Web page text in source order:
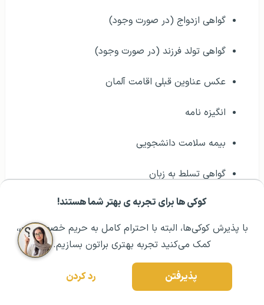
کوکی ها برای تجربه ی بهتر شما هستند!
با پذیرش کوکی‌ها، البته با احترام کامل به حریم خصوصیتون،
کمک می‌کنید تجربه بهتری براتون بسازیم.
پذیرفتن رد کردن
مشــاوره اولیه رایگان: ۰۲۱ ۴۳۰۰۰ ۰۲۱ رزرو مشاوره تخصصی
گواهی ازدواج (در صورت وجود)
گواهی تولد فرزند (در صورت وجود)
عکس عناوین قبلی اقامت آلمان
انگیزه نامه
بیمه سلامت دانشجویی
گواهی تسلط به زبان
با ارائه این مدارک و رعایت الزامات ویزا، متقاضیان می‌توانند
فرآیند درخواست ویزای تحصیلی خود را پیش ببرند و برای ورود
به دوره‌های آوسبیلدونگ طراحی لباس در آلمان اقدام کنند.
معایب و مزایای تحصیل در